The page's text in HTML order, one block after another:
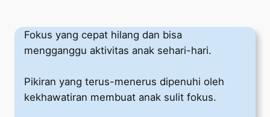
Fokus yang cepat hilang dan bisa
mengganggu aktivitas anak sehari-hari.
Pikiran yang terus-menerus dipenuhi oleh
kekhawatiran membuat anak sulit fokus.